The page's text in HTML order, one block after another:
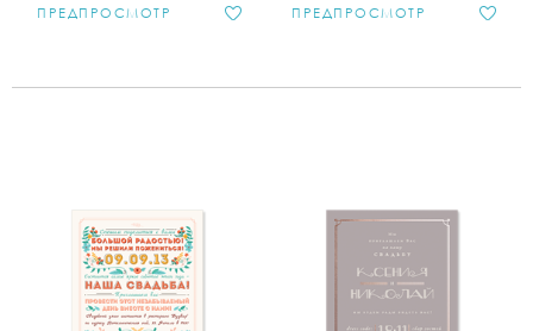
ПРЕДПРОСМОТР ПРЕДПРОСМОТР